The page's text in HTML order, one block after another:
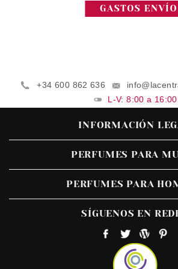
+34 600 862 636
L-V: 8:00 a 16:00
INFORMACIÓN
PERFUMES PARA
PERFUMES PARA
SÍGUENOS EN